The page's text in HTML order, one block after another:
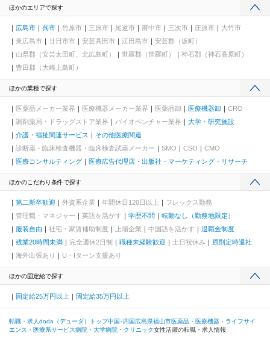
ほかのエリアで探す
広島市 呉市 竹原市 三原市 尾道市 府中市 三次市 庄原市
大竹市
東広島市
廿日市市 安芸高田市 江田島市
安芸郡（坂町）
山県郡（安芸太田町、北広島町）
世羅郡（世羅町）
神石郡（神石高原町）
豊田郡（大崎上島町）
ほかの業種で探す
医薬品メーカー業界 医療機器メーカー業界 医薬品卸 医療機器卸
CRO
調剤薬局・ドラッグストア業界
バイオベンチャー業界
大学・研究施設
介護・福祉関連サービス
その他医療関連
診断薬・臨床検査機器・臨床検査試薬メーカー
SMO CSO
CMO
医療コンサルティング
医療広告代理店・出版社・マーケティング・リサーチ
ほかのこだわり条件で探す
第二新卒歓迎 外資系企業 年間休日120日以上
フレックス勤務
管理職・マネジャー
英語を活かす 学歴不問
転勤なし（勤務地限定）
服装自由
社宅・家賃補助制度 上場企業 中国語を活かす
退職金制度
残業20時間未満
完全週休2日制 職種未経験歓迎 土日祝休み
原則定時退社
海外出張あり
U・Iターン支援あり
ほかの固定給で探す
固定給25万円以上 固定給35万円以上
転職・求人doda（デューダ）トップ中国･四国 広島県福山市医薬品・医療機器・ライフサイ
エンス・医療系サービス病院・大学病院・クリニック女性活躍の転職・求人情報